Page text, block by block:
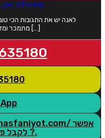
לאנה יש את התגובות הכי
מתמכר ומזמין אותה שוב ושוב. מקסימה, צעירה אבל […]
לקבל פרטים בבקשה ?.